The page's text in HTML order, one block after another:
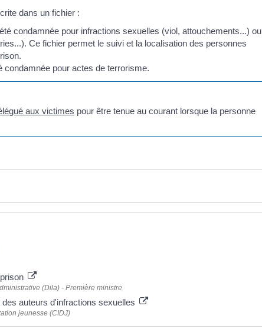
dans un fichier :
condamnée pour infractions sexuelles (viol, attouchements...) ou
Ce fichier permet le suivi et la localisation des personnes
condamnée pour actes de terrorisme.
aux victimes pour être tenue au courant lorsque la personne
(Dila) - Première ministre
auteurs d'infractions sexuelles
jeunesse (CIDJ)